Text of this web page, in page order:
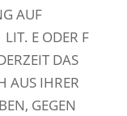
AUF
E ODER F
DAS
AUS IHRER
GEGEN